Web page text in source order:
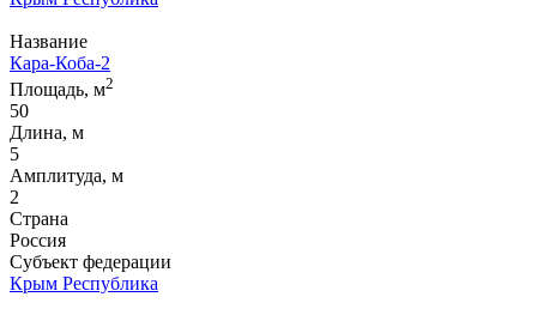
Название
Кара-Коба-2
Площадь, м2
50
Длина, м
5
Амплитуда, м
2
Страна
Россия
Субъект федерации
Крым Республика